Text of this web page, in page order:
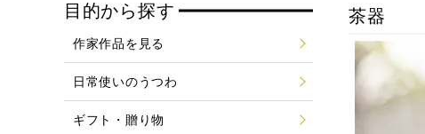
茶器
目的から探す
作家作品を見る
日常使いのうつわ
ギフト・贈り物